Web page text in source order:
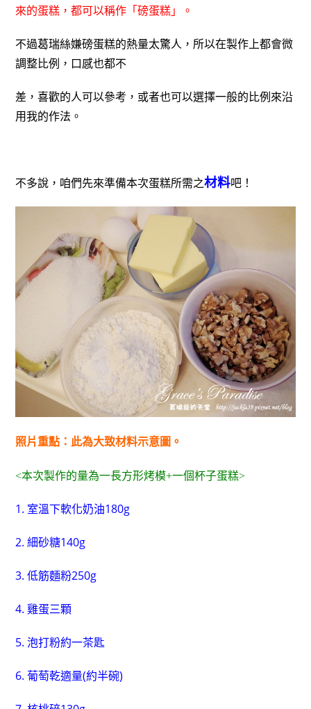
來的蛋糕，都可以稱作「磅蛋糕 」。
不過葛瑞絲嫌磅蛋糕的熱量太驚人，所以在製作上都會微
調整比例，口感也都不
差，喜歡的人可以參考，或者也可以選擇一般的比例來沿
用我的作法。
不多說，咱們先來準備本次蛋糕所需之材料吧！
照片重點：此為大致材料示意圖。
<本次製作的量為一長方形烤模+一個杯子蛋糕>
1. 室溫下軟化奶油180g
2. 細砂糖140g
3. 低筋麵粉250g
4. 雞蛋三顆
5. 泡打粉約一茶匙
6. 葡萄乾適量(約半碗)